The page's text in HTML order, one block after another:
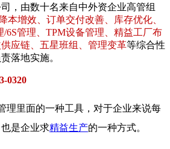
，由数十名来自中外资企业高管组
本增效、订单交付改善、库存优化、
/6S管理、TPM设备管理、精益工厂布
应链、五星班组、管理变革等综合性
落地实施。
0320
理里面的一种工具，对于企业来说每
是企业求精益生产的一种方式。